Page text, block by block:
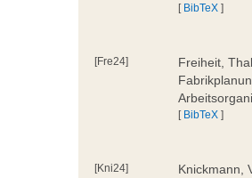
[ BibTeX ]
[Fre24]
Freiheit,
[ BibTeX ]
[Kni24]
Knickmann,